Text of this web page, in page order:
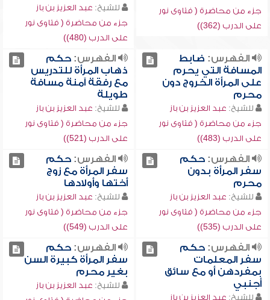
جزء من محاضرة ( فتاوى نور
على الدرب (362))
للشيخ: عبد العزيز بن باز
جزء من محاضرة ( فتاوى نور
على الدرب (480))
الفهرس: ضابط
المسافة التي يحرم
على المرأة الخروج دون
محرم
للشيخ: عبد العزيز بن باز
جزء من محاضرة ( فتاوى نور
على الدرب (483))
الفهرس:حكم
ذهاب المرأة للتدريس
مع رفقة آمنة مسافة
طويلة
للشيخ: عبد العزيز بن باز
جزء من محاضرة ( فتاوى نور
على الدرب (521))
الفهرس:حكم
سفر المرأة بدون
محرم
للشيخ: عبد العزيز بن باز
جزء من محاضرة ( فتاوى نور
على الدرب (535))
الفهرس:حكم
سفر المرأة مع زوج
أختها وأولادها
للشيخ: عبد العزيز بن باز
جزء من محاضرة ( فتاوى نور
على الدرب (549))
الفهرس:حكم
سفر المعلمات
بمفردهن أو مع سائق
أجنبي
للشيخ: عبد العزيز بن باز
الفهرس:حكم
سفر المرأة كبيرة السن
بغير محرم
للشيخ: عبد العزيز بن باز